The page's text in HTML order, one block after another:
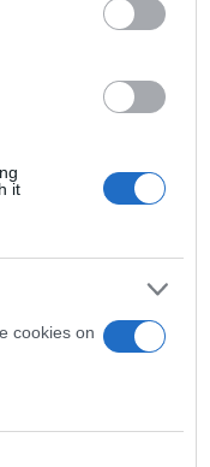
it
cookies on